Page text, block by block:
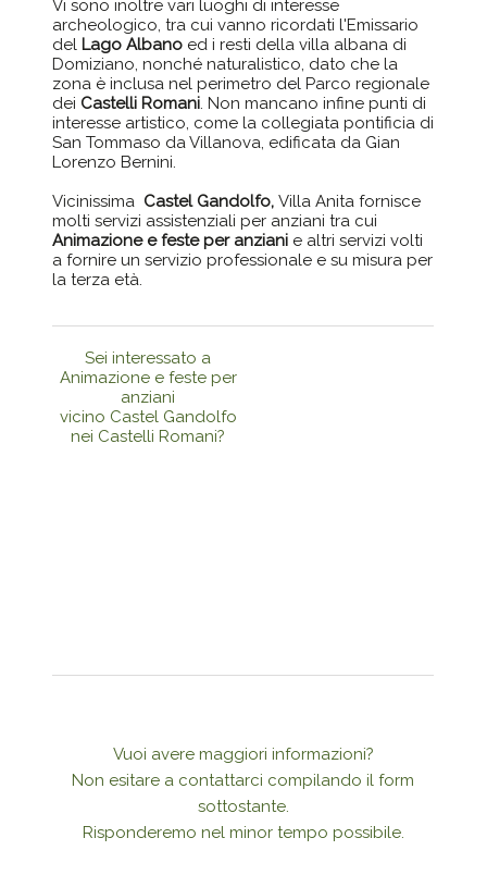
Vi sono inoltre vari luoghi di interesse
archeologico, tra cui vanno ricordati l'Emissario
del Lago Albano ed i resti della villa albana di
Domiziano, nonché naturalistico, dato che la
zona è inclusa nel perimetro del Parco regionale
dei Castelli Romani. Non mancano infine punti di
interesse artistico, come la collegiata pontificia di
San Tommaso da Villanova, edificata da Gian
Lorenzo Bernini.
Vicinissima Castel Gandolfo, Villa Anita fornisce
molti servizi assistenziali per anziani tra cui
Animazione e feste per anziani e altri servizi volti
a fornire un servizio professionale e su misura per
la terza età.
Sei interessato a
Animazione e feste per
anziani
vicino Castel Gandolfo
nei Castelli Romani?
Vuoi avere maggiori informazioni?
Non esitare a contattarci compilando il form
sottostante.
Risponderemo nel minor tempo possibile.